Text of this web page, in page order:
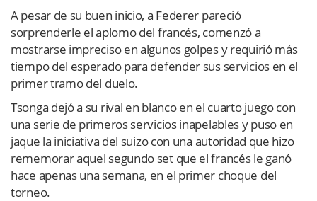
A pesar de su buen inicio, a Federer pareció
sorprenderle el aplomo del francés, comenzó a
mostrarse impreciso en algunos golpes y requirió más
tiempo del esperado para defender sus servicios en el
primer tramo del duelo.
Tsonga dejó a su rival en blanco en el cuarto juego con
una serie de primeros servicios inapelables y puso en
jaque la iniciativa del suizo con una autoridad que hizo
rememorar aquel segundo set que el francés le ganó
hace apenas una semana, en el primer choque del
torneo.